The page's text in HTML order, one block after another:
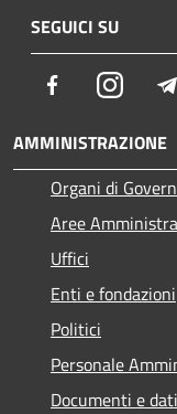
SEGUICI SU
Facebook
AMMINISTRAZIONE
Organi di
Aree
Uffici
Enti e fondazioni
Politici
Personale
Documenti e dati